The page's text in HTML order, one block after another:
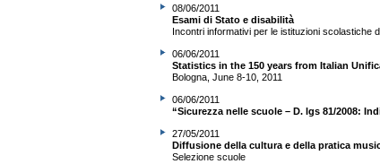
08/06/2011
Esami di Stato e disabilità
Incontri informativi per le istituzioni scolastiche
06/06/2011
Statistics in the 150 years from Italian
Bologna, June 8-10, 2011
06/06/2011
“Sicurezza nelle scuole – D. lgs 81/2008:
27/05/2011
Diffusione della cultura e della pratica
Selezione scuole